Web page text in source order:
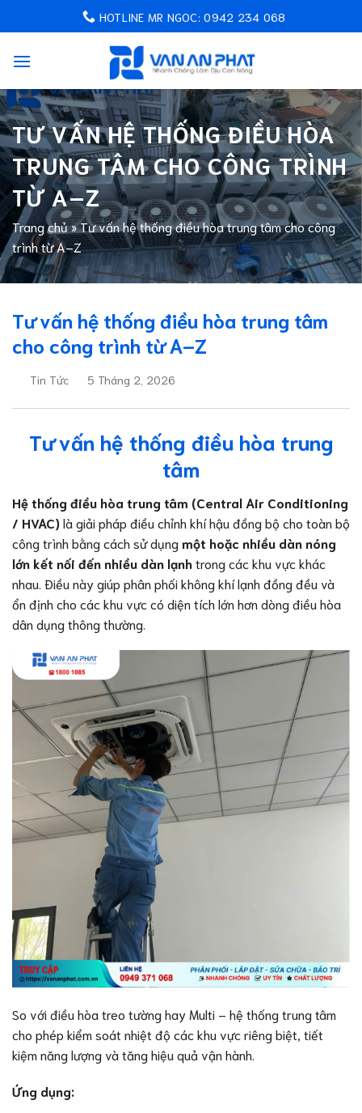
đến
dung
HOTLINE MR NGOC: 0942 234 068
TƯ VẤN HỆ THỐNG ĐIỀU HÒA
TRUNG TÂM CHO CÔNG TRÌNH
TỪ A–Z
Trang chủ»Tư vấn hệ thống điều hòa trung tâm cho công
trình từ A–Z
Tư vấn hệ thống điều hòa trung tâm
cho công trình từ A–Z
Tin Tức 5 Tháng 2, 2026
Tư vấn hệ thống điều hòa trung
tâm
Hệ thống điều hòa trung tâm (Central Air Conditioning
/ HVAC)là giải pháp điều chỉnh khí hậu đồng bộ cho toàn bộ
công trình bằng cách sử dụngmột hoặc nhiều dàn nóng
lớn kết nối đến nhiều dàn lạnhtrong các khu vực khác
nhau. Điều này giúp phân phối không khí lạnh đồng đều và
ổn định cho các khu vực có diện tích lớn hơn dòng điều hòa
dân dụng thông thường.
So với điều hòa treo tường hay Multi – hệ thống trung tâm
cho phép kiểm soát nhiệt độ các khu vực riêng biệt, tiết
kiệm năng lượng và tăng hiệu quả vận hành.
Ứng dụng: